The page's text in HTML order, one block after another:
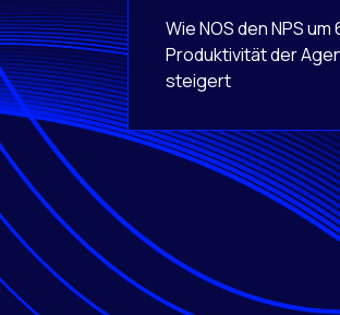
Wie NOS den NPS um
Produktivität der
steigert